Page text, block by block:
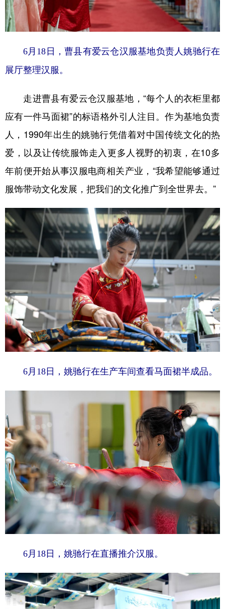
6月18日，曹县有爱云仓汉服基地负责人姚驰行在
展厅整理汉服。
走进曹县有爱云仓汉服基地，“每个人的衣柜里都
应有一件马面裙”的标语格外引人注目。作为基地负责
人，1990年出生的姚驰行凭借着对中国传统文化的热
爱，以及让传统服饰走入更多人视野的初衷，在10多
年前便开始从事汉服电商相关产业，“我希望能够通过
服饰带动文化发展，把我们的文化推广到全世界去。”
6月18日，姚驰行在生产车间查看马面裙半成品。
6月18日，姚驰行在直播推介汉服。